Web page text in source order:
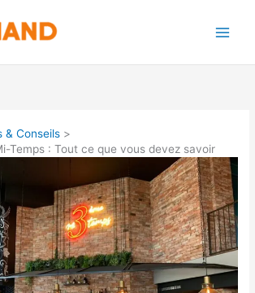
& Conseils
Temps : Tout ce que vous devez savoir